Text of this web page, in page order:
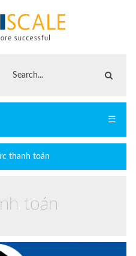
☰
thanh toán
toán